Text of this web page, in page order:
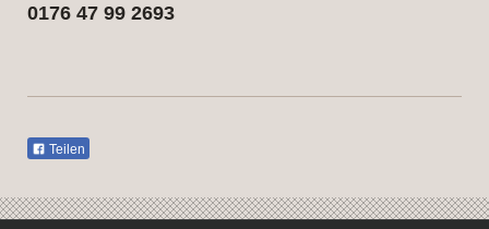
0176 47 99 2693
Teilen